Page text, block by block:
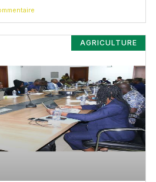
AGRICULTURE